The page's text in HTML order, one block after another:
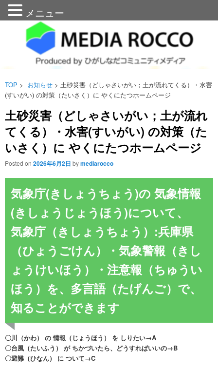
メディアろっこう
TOP > お知らせ > 土砂災害（どしゃさいがい；土が流れてくる）・水害
(すいがい) の対策（たいさく）に やくにたつホームページ
土砂災害（どしゃさいがい；土が流れ
てくる）・水害(すいがい) の対策（た
いさく）に やくにたつホームページ
Posted on2026年6月2日 bymediarocco
気象庁(きしょうちょう)の 気象情報
(きしょうじょうほう)について、
気象庁（きしょうちょう）:兵庫県
（ひょうごけん）・気象警報（きし
ょうけいほう）・注意報（ちゅうい
ほう）を、多言語（たげんご）で、
知ることができます
〇川（かわ） の 情報（じょうほう） を しりたい→A
〇台風（たいふう） が ちかづいたら、どうすればいいの→B
〇避難（ひなん） に ついて→C
メニュー